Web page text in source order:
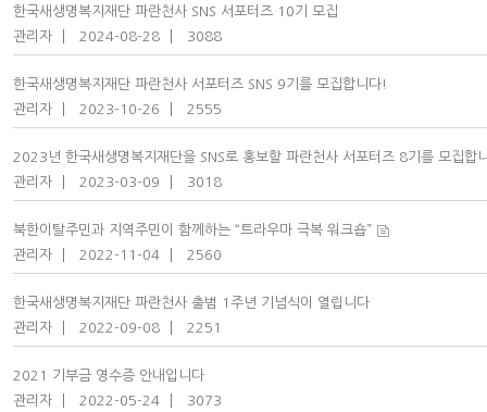
한국새생명복지재단 파란천사 SNS 서포터즈 10기 모집
관리자
2024-08-28 3088
한국새생명복지재단 파란천사 서포터즈 SNS 9기를 모집합니다!
관리자
2023-10-26 2555
2023년 한국새생명복지재단을 SNS로 홍보할 파란천사 서포터즈 8기를 모집합
관리자
2023-03-09 3018
북한이탈주민과 지역주민이 함께하는 “트라우마 극복 워크숍”
관리자
2022-11-04 2560
한국새생명복지재단 파란천사 출범 1주년 기념식이 열립니다
관리자
2022-09-08 2251
2021 기부금 영수증 안내입니다
관리자
2022-05-24 3073